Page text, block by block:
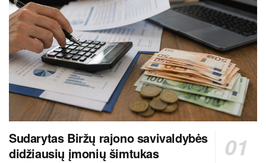
Sudarytas Biržų rajono savivaldybės
didžiausių įmonių šimtukas